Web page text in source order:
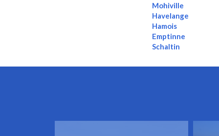
Mohiville
Havelange
Hamois
Emptinne
Schaltin